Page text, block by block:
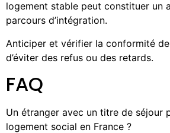
logement stable peut constituer un
parcours d’intégration.
Anticiper et vérifier la conformité
d’éviter des refus ou des retards.
FAQ
Un étranger avec un titre de séjour
logement social en France ?